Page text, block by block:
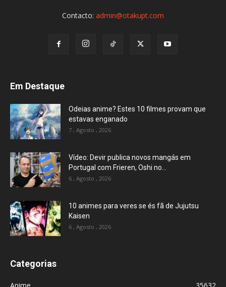
Contacto: admin@otakupt.com
Em Destaque
Odeias anime? Estes 10 filmes provam que
estavas enganado
7 , Agosto , 2026
Vídeo: Devir publica novos mangás em
Portugal com Frieren, Oshi no...
6 , Agosto , 2026
10 animes para veres se és fã de Jujutsu
Kaisen
6 , Agosto , 2026
Categorias